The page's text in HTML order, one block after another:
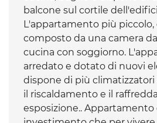
balcone sul cortile
L'appartamento più piccolo,
composto da una camera
cucina con soggiorno.
arredato e dotato di nuovi
dispone di più
il riscaldamento e il
esposizione..